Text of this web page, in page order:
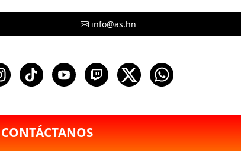
info@as.hn
CONTÁCTANOS